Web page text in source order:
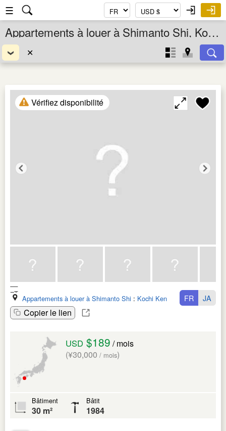
☰
Appartements à louer à Shimanto Shi, Kochi Ken, Shikoku, Japon
✕
Vérifiez disponibilité
Appartements à louer à Shimanto Shi : Kochi Ken
Copier le lien
FR JA
USD $189 / mois
(¥30,000 / mois)
Bâtiment
30 m²
Bâtit
1984